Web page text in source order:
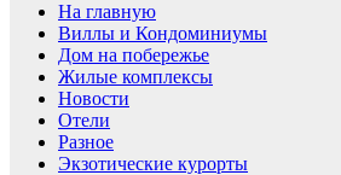
На главную
Виллы и Кондоминиумы
Дом на побережье
Жилые комплексы
Новости
Отели
Разное
Экзотические курорты